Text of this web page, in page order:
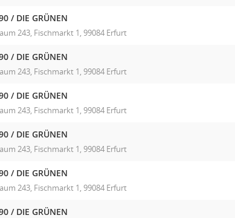
/ DIE GRÜNEN
243, Fischmarkt 1, 99084 Erfurt
/ DIE GRÜNEN
243, Fischmarkt 1, 99084 Erfurt
/ DIE GRÜNEN
243, Fischmarkt 1, 99084 Erfurt
/ DIE GRÜNEN
243, Fischmarkt 1, 99084 Erfurt
/ DIE GRÜNEN
243, Fischmarkt 1, 99084 Erfurt
/ DIE GRÜNEN